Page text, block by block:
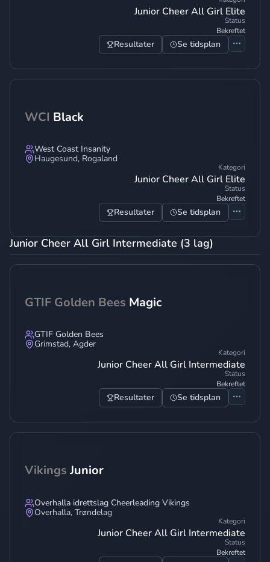
Junior Cheer All Girl Elite
Status
Bekreftet
Resultater Se tidsplan
WCI Black
West Coast Insanity
Haugesund, Rogaland
Kategori
Junior Cheer All Girl Elite
Status
Bekreftet
Resultater Se tidsplan
Junior Cheer All Girl Intermediate (3 lag)
GTIF Golden Bees Magic
GTIF Golden Bees
Grimstad, Agder
Kategori
Junior Cheer All Girl Intermediate
Status
Bekreftet
Resultater Se tidsplan
Vikings Junior
Overhalla idrettslag Cheerleading Vikings
Overhalla, Trøndelag
Kategori
Junior Cheer All Girl Intermediate
Status
Bekreftet